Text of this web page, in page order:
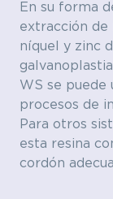
En su forma
extracción de
níquel y zinc
WS se puede
procesos de
Para otros
esta resina
cordón